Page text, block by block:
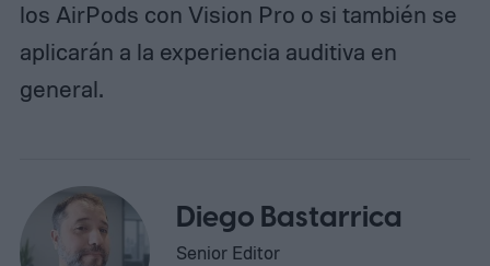
los AirPods con Vision Pro o si también se
aplicarán a la experiencia auditiva en
general.
Diego Bastarrica
Senior Editor